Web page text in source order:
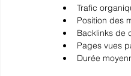
Trafic
Position des
Backlinks de
Pages vues
Durée